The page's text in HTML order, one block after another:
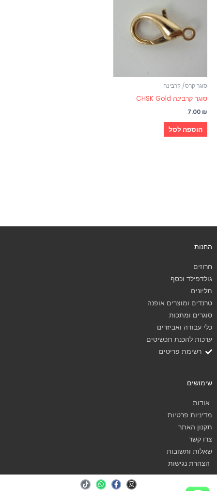
סוגר קרס/ קרבינה
סוגר קרבינה CHSK Gold
7.00 ₪
הוספה לסל
החנות
חרוזים
גולדפילד וכסף
תליונים
טרנדים ומוצרים אופנה
סוגרים ומתכות
כלי עבודה ואביזרים
ערכות להכנת תכשיטים
רשימת פריטים
שימושים
אודות
מדיניות פרטיות
תקנון האתר
צרו קשר
שאלות ותשובות
הצהרת נגישות
I
n
F
a
W
h
T
i